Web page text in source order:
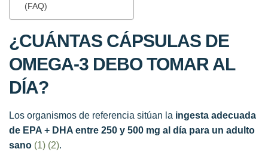
(FAQ)
¿CUÁNTAS CÁPSULAS DE
OMEGA-3 DEBO TOMAR AL
DÍA?
Los organismos de referencia sitúan la ingesta adecuada
de EPA + DHA entre 250 y 500 mg al día para un adulto
sano (1) (2).